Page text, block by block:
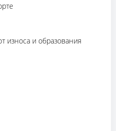
износа и образования